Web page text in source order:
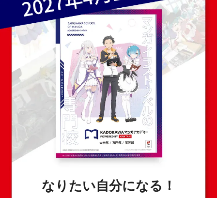
なりたい自分になる！